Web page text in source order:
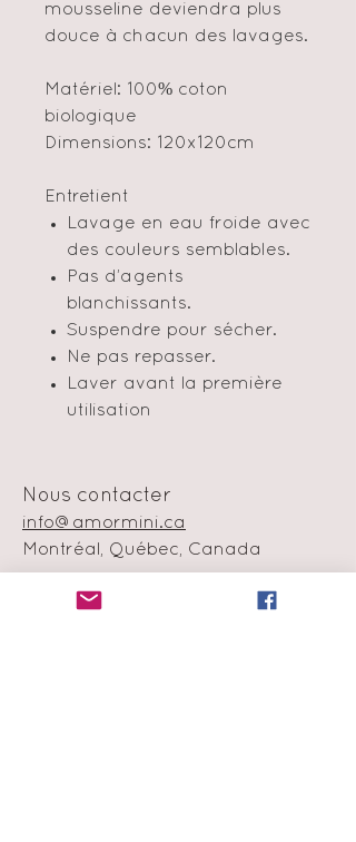
mousseline deviendra plus
douce à chacun des lavages.
Matériel: 100% coton
biologique
Dimensions: 120x120cm
Entretient
Lavage en eau froide avec
des couleurs semblables.
Pas d’agents
blanchissants.
Suspendre pour sécher.
Ne pas repasser.
Laver avant la première
utilisation
Nous contacter
info@amormini.ca
Montréal, Québec, Canada
Politique en matière de cookie